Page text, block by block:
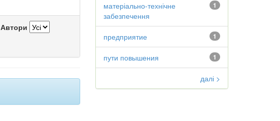
Автори
1
матеріально-технічне
забезпечення
1
предприятие
1
пути повышения
далі >